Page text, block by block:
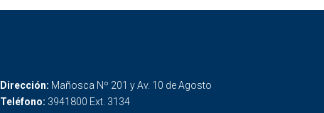
Dirección: Mañosca Nº 201 y Av. 10 de Agosto
Teléfono: 3941800 Ext. 3134